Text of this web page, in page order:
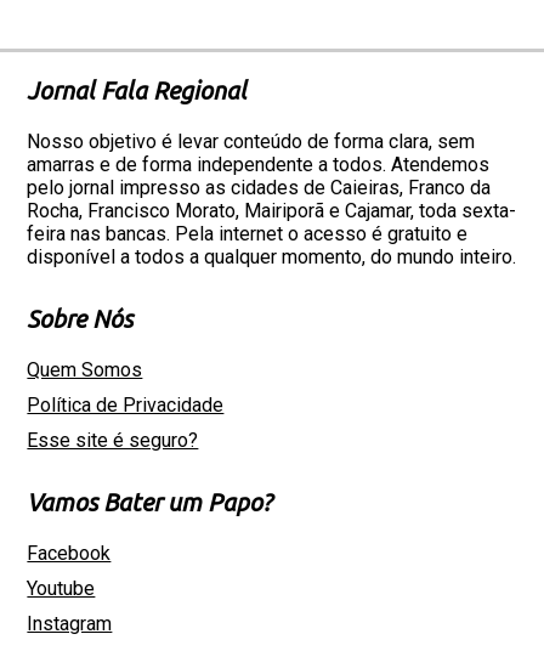
Jornal Fala Regional
Nosso objetivo é levar conteúdo de forma clara, sem
amarras e de forma independente a todos. Atendemos
pelo jornal impresso as cidades de Caieiras, Franco da
Rocha, Francisco Morato, Mairiporã e Cajamar, toda sexta-
feira nas bancas. Pela internet o acesso é gratuito e
disponível a todos a qualquer momento, do mundo inteiro.
Sobre Nós
Quem Somos
Política de Privacidade
Esse site é seguro?
Vamos Bater um Papo?
Facebook
Youtube
Instagram